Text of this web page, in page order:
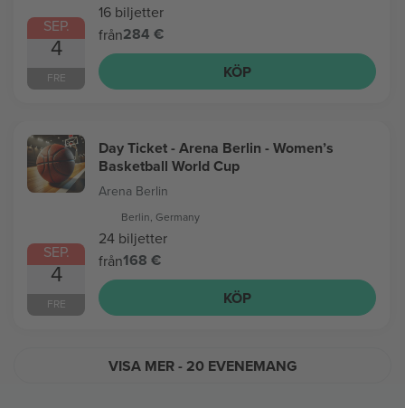
SEP.
4
FRE
16 biljetter
från284 €
KÖP
SEP.
4
FRE
Day Ticket - Arena Berlin - Women’s
Basketball World Cup
Arena Berlin
Berlin, Germany
24 biljetter
från168 €
KÖP
VISA MER- 20 EVENEMANG